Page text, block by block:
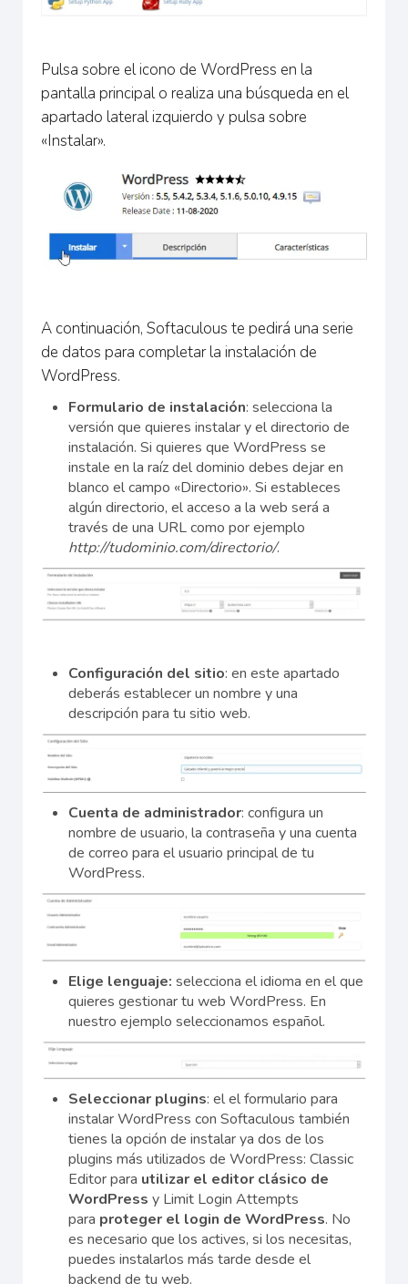
Pulsa sobre el icono de WordPress en la
pantalla principal o realiza una búsqueda en el
apartado lateral izquierdo y pulsa sobre
«Instalar».
A continuación, Softaculous te pedirá una serie
de datos para completar la instalación de
WordPress.
Formulario de instalación: selecciona la
versión que quieres instalar y el directorio de
instalación. Si quieres que WordPress se
instale en la raíz del dominio debes dejar en
blanco el campo «Directorio». Si estableces
algún directorio, el acceso a la web será a
través de una URL como por ejemplo
http://tudominio.com/directorio/.
Configuración del sitio: en este apartado
deberás establecer un nombre y una
descripción para tu sitio web.
Cuenta de administrador: configura un
nombre de usuario, la contraseña y una cuenta
de correo para el usuario principal de tu
WordPress.
Elige lenguaje: selecciona el idioma en el que
quieres gestionar tu web WordPress. En
nuestro ejemplo seleccionamos español.
Seleccionar plugins: el el formulario para
instalar WordPress con Softaculous también
tienes la opción de instalar ya dos de los
plugins más utilizados de WordPress: Classic
Editor para utilizar el editor clásico de
WordPress y Limit Login Attempts
para proteger el login de WordPress. No
es necesario que los actives, si los necesitas,
puedes instalarlos más tarde desde el
backend de tu web.